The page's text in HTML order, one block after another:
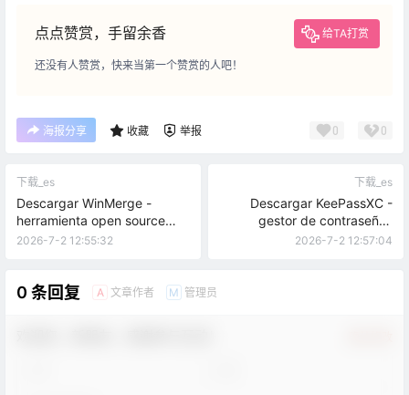
点点赞赏，手留余香 给TA打赏
还没有人赞赏，快来当第一个赞赏的人吧！
海报分享 收藏 举报 0 0
下载_es
Descargar WinMerge -
herramienta open source
para comparar carpetas y
2026-7-2 12:55:32
下载_es
Descargar KeePassXC -
gestor de contraseñas
offline open source
2026-7-2 12:57:04
0 条回复 A 文章作者 M 管理员